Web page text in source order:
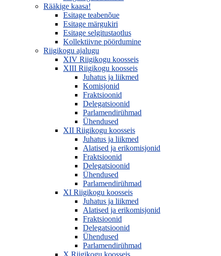
Rääkige kaasa!
Esitage teabenõue
Esitage märgukiri
Esitage selgitustaotlus
Kollektiivne pöördumine
Riigikogu ajalugu
XIV Riigikogu koosseis
XIII Riigikogu koosseis
Juhatus ja liikmed
Komisjonid
Fraktsioonid
Delegatsioonid
Parlamendirühmad
Ühendused
XII Riigikogu koosseis
Juhatus ja liikmed
Alatised ja erikomisjonid
Fraktsioonid
Delegatsioonid
Ühendused
Parlamendirühmad
XI Riigikogu koosseis
Juhatus ja liikmed
Alatised ja erikomisjonid
Fraktsioonid
Delegatsioonid
Ühendused
Parlamendirühmad
X Riigikogu koosseis